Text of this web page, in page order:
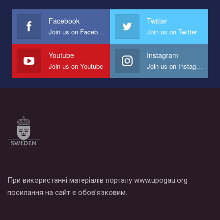
представляющий программу развития организации.
Мы просим вас поддержать нас и помочь нам реализовать
наш план по борьбе с насилием и дискриминацией на почве
СОГИ в Украине.
Все, что вам нужно сделать - это зайти на наш канал YouTube
по этой ссылке и поставить лайк под видео.
Facebook
Join us on Facebook
Twitter
Join us on Twitter
Youtube
Join us on Youtube
Instagram
Join us on Instagram
При використанні матеріалів порталу www.upogau.org
посилання на сайт є обов’язковим.